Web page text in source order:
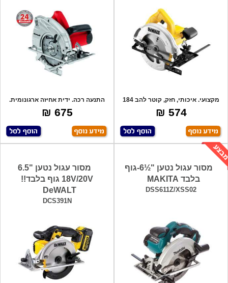
מקצועי. איכותי, חזק, קוטר להב 184
מ"מ.
574 ₪
התנעה רכה. ידית אחיזה ארגונומית.
כיוון ג
675 ₪
מסור עגול נטען "½6-גוף
בלבד MAKITA
DSS611Z/XSS02
מסור עגול נטען "6.5
18V/20V גוף בלבד!!
DeWALT
DCS391N